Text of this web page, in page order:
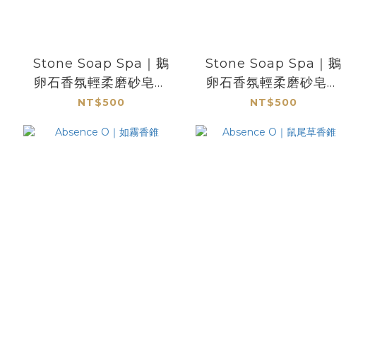
Stone Soap Spa｜鵝
卵石香氛輕柔磨砂皂｜
浮光躍金
NT$500
Stone Soap Spa｜鵝
卵石香氛輕柔磨砂皂｜
琥珀橙舞
NT$500